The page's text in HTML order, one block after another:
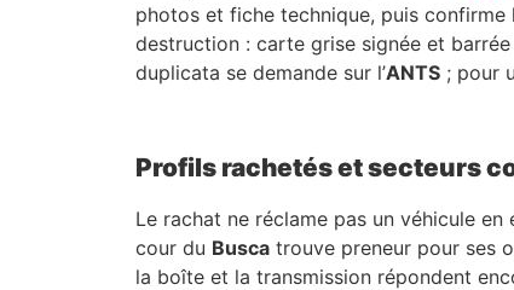
photos et fiche technique, puis confirme
destruction : carte grise signée et barrée
duplicata se demande sur l’ANTS ; pour
Profils rachetés et secteurs
Le rachat ne réclame pas un véhicule
cour du Busca trouve preneur pour ses
la boîte et la transmission répondent